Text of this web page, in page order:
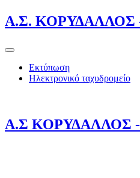
Α.Σ. ΚΟΡΥΔΑΛΛΟΣ
Εκτύπωση
Ηλεκτρονικό ταχυδρομείο
Α.Σ ΚΟΡΥΔΑΛΛΟΣ